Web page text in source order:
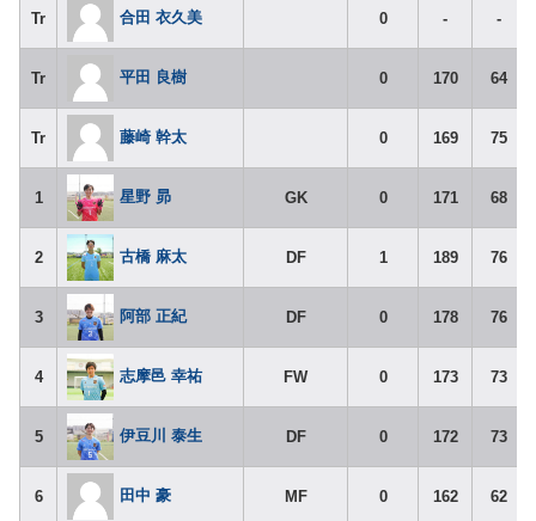
Tr 合田 衣久美 0 - -
Tr 平田 良樹 0 170 64
Tr 藤崎 幹太 0 169 75
1 星野 昴 GK 0 171 68
2 古橋 麻太 DF 1 189 76
3 阿部 正紀 DF 0 178 76
4 志摩邑 幸祐 FW 0 173 73
5 伊豆川 泰生 DF 0 172 73
6 田中 豪 MF 0 162 62